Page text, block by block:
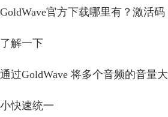
GoldWave官方下载哪里有？激活码
了解一下
通过GoldWave 将多个音频的音量大
小快速统一